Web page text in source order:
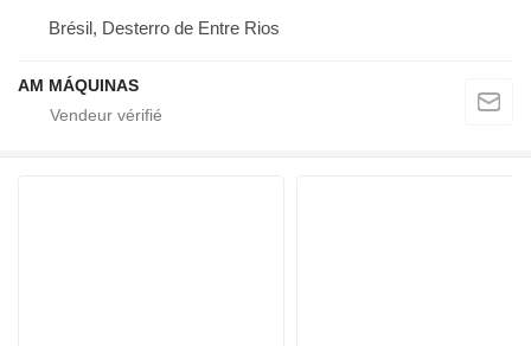
Brésil, Desterro de Entre Rios
AM MÁQUINAS